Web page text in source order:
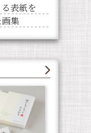
表紙を
集